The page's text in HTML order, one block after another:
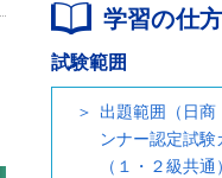
学習の仕方
試験範囲
出題範囲（日商
ンナー認定試験
（１・２級共通